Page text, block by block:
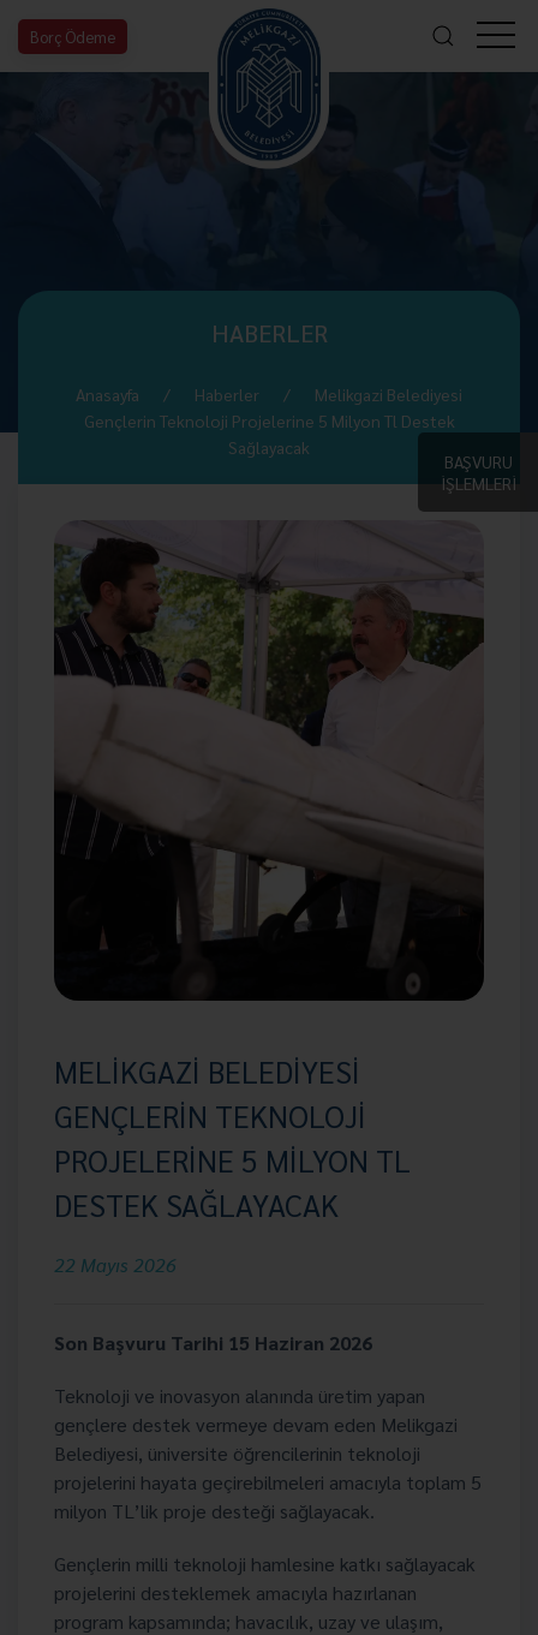
Borç Ödeme
BAŞVURU
İŞLEMLERİ
HABERLER
Anasayfa Haberler
Melikgazi Belediyesi
Gençlerin Teknoloji Projelerine 5 Milyon Tl Destek
Sağlayacak
MELİKGAZİ BELEDİYESİ
GENÇLERİN TEKNOLOJİ
PROJELERİNE 5 MİLYON TL
DESTEK SAĞLAYACAK
22 Mayıs 2026
Son Başvuru Tarihi 15 Haziran 2026
Teknoloji ve inovasyon alanında üretim yapan
gençlere destek vermeye devam eden Melikgazi
Belediyesi, üniversite öğrencilerinin teknoloji
projelerini hayata geçirebilmeleri amacıyla toplam 5
milyon TL’lik proje desteği sağlayacak.
Gençlerin milli teknoloji hamlesine katkı sağlayacak
projelerini desteklemek amacıyla hazırlanan
program kapsamında; havacılık, uzay ve ulaşım,